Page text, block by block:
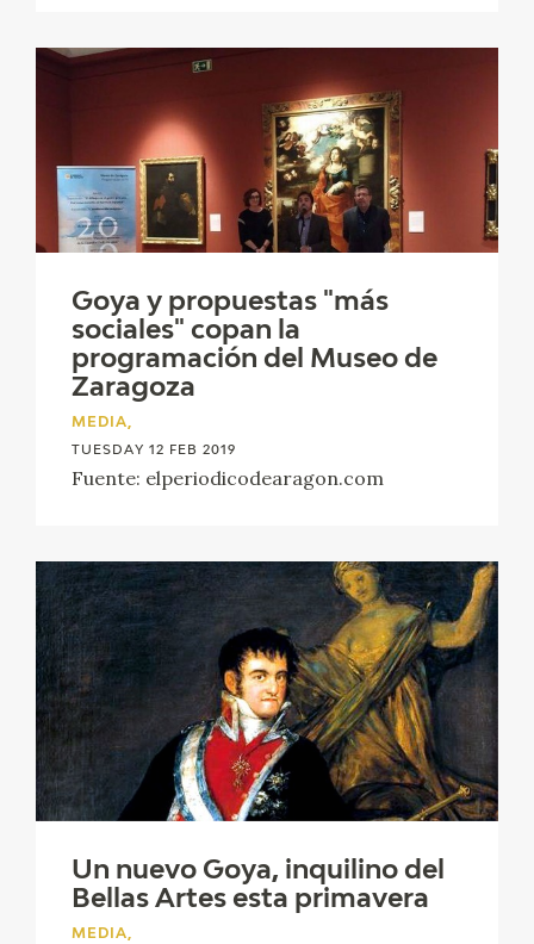
Goya y propuestas "más
sociales" copan la
programación del Museo de
Zaragoza
MEDIA,
TUESDAY 12 FEB 2019
Fuente: elperiodicodearagon.com
Un nuevo Goya, inquilino del
Bellas Artes esta primavera
MEDIA,